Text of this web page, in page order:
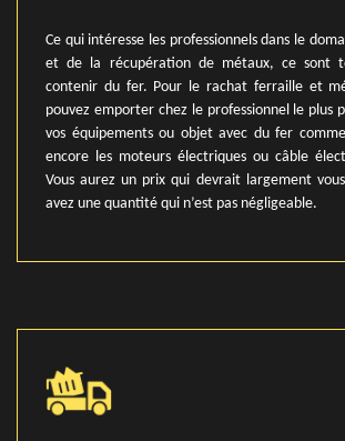
Ce qui intéresse les professionnels dans le
et de la récupération de métaux, ce sont
contenir du fer. Pour le rachat ferraille et
pouvez emporter chez le professionnel le plus
vos équipements ou objet avec du fer
encore les moteurs électriques ou câble
Vous aurez un prix qui devrait largement
avez une quantité qui n’est pas négligeable.